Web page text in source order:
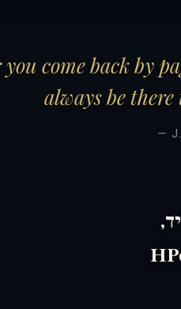
come back by
always be there
—